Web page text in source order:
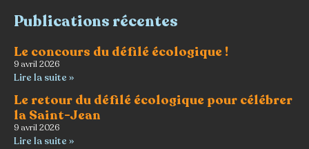
Publications récentes
Le concours du défilé écologique !
9 avril 2026
Lire la suite »
Le retour du défilé écologique pour célébrer
la Saint-Jean
9 avril 2026
Lire la suite »